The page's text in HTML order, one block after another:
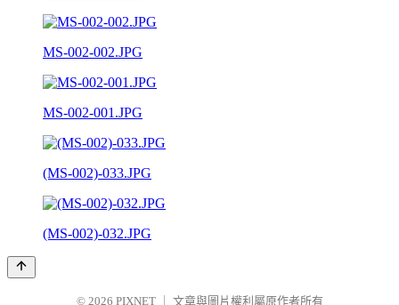
MS-002-002.JPG
MS-002-001.JPG
(MS-002)-033.JPG
(MS-002)-032.JPG
© 2026 PIXNET 文章與圖片權利屬原作者所有